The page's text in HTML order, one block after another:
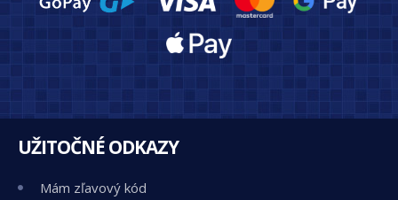
UŽITOČNÉ ODKAZY
Mám zľavový kód